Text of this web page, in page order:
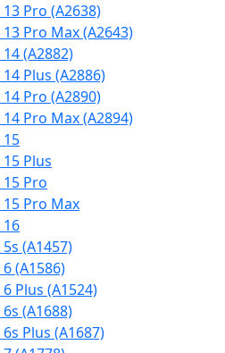
Pro (A2638)
Pro Max (A2643)
(A2882)
Plus (A2886)
Pro (A2890)
Pro Max (A2894)
Plus
Pro
Pro Max
(A1457)
(A1586)
Plus (A1524)
(A1688)
Plus (A1687)